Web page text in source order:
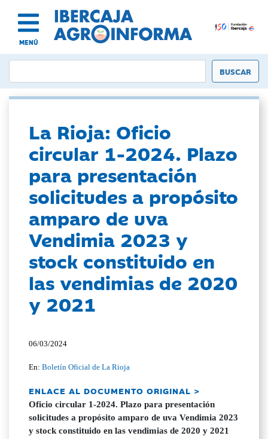
MENÚ
La Rioja: Oficio
circular 1-2024. Plazo
para presentación
solicitudes a propósito
amparo de uva
Vendimia 2023 y
stock constituido en
las vendimias de 2020
y 2021
06/03/2024
En:Boletín Oficial de La Rioja
ENLACE AL DOCUMENTO ORIGINAL >
Oficio circular 1-2024. Plazo para presentación
solicitudes a propósito amparo de uva Vendimia 2023
y stock constituido en las vendimias de 2020 y 2021